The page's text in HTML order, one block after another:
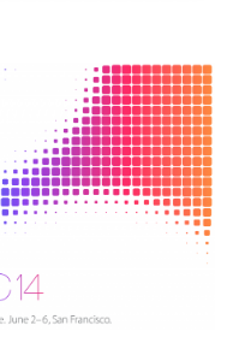
거
대
한
놀
이
터
에